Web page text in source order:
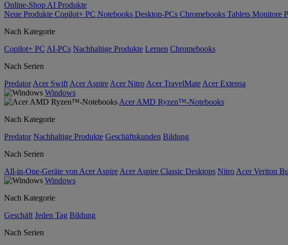
Online-Shop AI Produkte
Neue Produkte Copilot+ PC Notebooks Desktop-PCs Chromebooks Tablets Monitore
Nach Kategorie
Copilot+ PC AI-PCs Nachhaltige Produkte Lernen Chromebooks
Nach Serien
Predator Acer Swift Acer Aspire Acer Nitro Acer TravelMate Acer Extensa
Windows
Acer AMD Ryzen™-Notebooks
Nach Kategorie
Predator Nachhaltige Produkte Geschäftskunden Bildung
Nach Serien
All-in-One-Geräte von Acer Aspire Acer Aspire Classic Desktops Nitro Acer Veriton
Windows
Nach Kategorie
Geschäft Jeden Tag Bildung
Nach Serien